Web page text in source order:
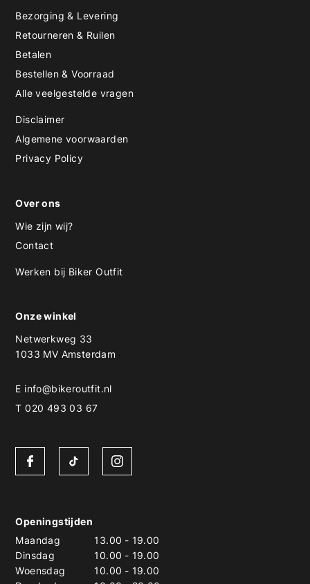
Bezorging & Levering
Retourneren & Ruilen
Betalen
Bestellen & Voorraad
Alle veelgestelde vragen
Disclaimer
Algemene voorwaarden
Privacy Policy
Over ons
Wie zijn wij?
Contact
Werken bij Biker Outfit
Onze winkel
Netwerkweg 33
1033 MV Amsterdam
E info@bikeroutfit.nl
T 020 493 03 67
Openingstijden
Maandag
13.00 - 19.00
Dinsdag
10.00 - 19.00
Woensdag
10.00 - 19.00